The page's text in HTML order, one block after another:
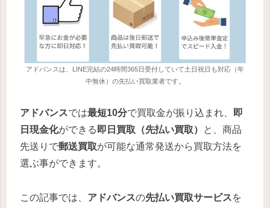
アドバンスは、LINE完結の24時間365日受付していて土日祝日も対応（年
中無休）の先払い買取業者です。
アドバンスでは最短10分で買取金が振り込まれ、
即
日現金化ができる 即日買取（先払い買取）
と、商品
先送りで郵送買取が可能な通常発送から買取方法を
選ぶ事ができます。
この記事では、 アドバンスの先払い買取サービスを